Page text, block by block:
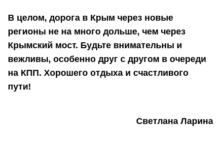
В целом, дорога в Крым через новые
регионы не на много дольше, чем через
Крымский мост. Будьте внимательны и
вежливы, особенно друг с другом в очереди
на КПП. Хорошего отдыха и счастливого
пути!
Светлана Ларина